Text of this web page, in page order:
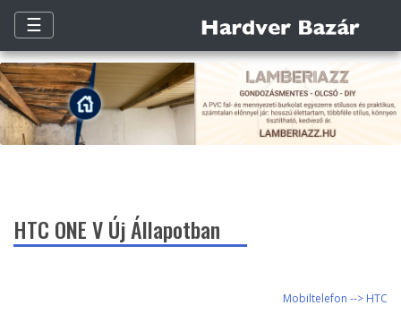
☰
HTC ONE V Új Állapotban
Mobiltelefon --> HTC